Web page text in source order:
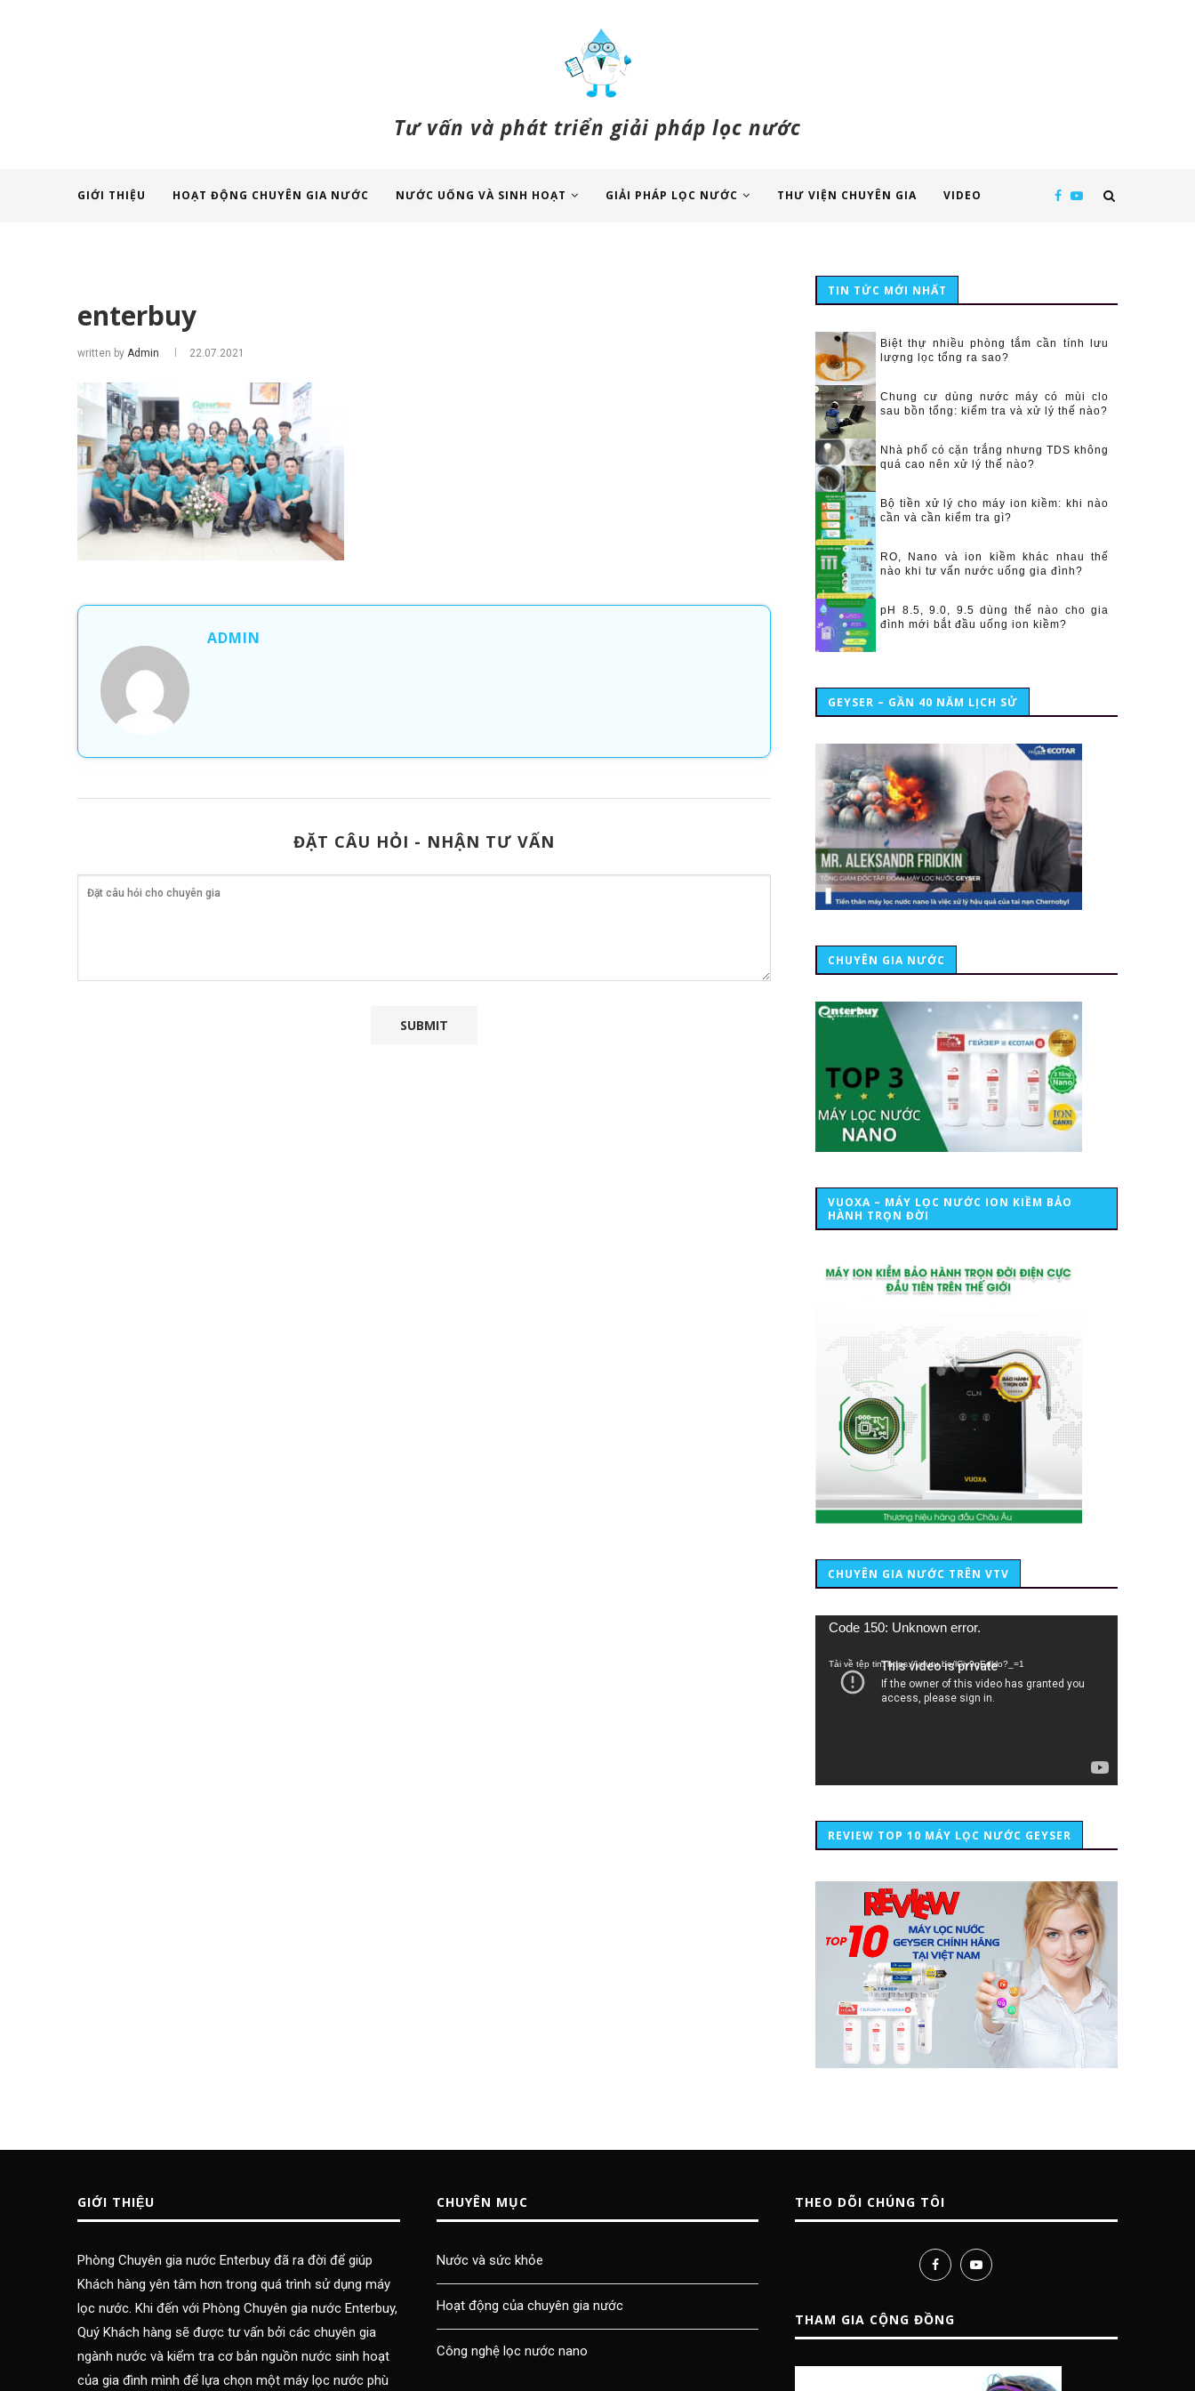
Tư vấn và phát triển giải pháp lọc nước
GIỚI THIỆU HOẠT ĐỘNG CHUYÊN GIA NƯỚC NƯỚC UỐNG VÀ SINH HOẠT GIẢI PHÁP LỌC NƯỚC THƯ VIỆN CHUYÊN GIA VIDEO
enterbuy
written by Admin 22.07.2021
ADMIN
ĐẶT CÂU HỎI - NHẬN TƯ VẤN
TIN TỨC MỚI NHẤT
Biệt thự nhiều phòng tắm cần tính lưu
lượng lọc tổng ra sao?
Chung cư dùng nước máy có mùi clo
sau bồn tổng: kiểm tra và xử lý thế nào?
Nhà phố có cặn trắng nhưng TDS không
quá cao nên xử lý thế nào?
Bộ tiền xử lý cho máy ion kiềm: khi nào
cần và cần kiểm tra gì?
RO, Nano và ion kiềm khác nhau thế
nào khi tư vấn nước uống gia đình?
pH 8.5, 9.0, 9.5 dùng thế nào cho gia
đình mới bắt đầu uống ion kiềm?
GEYSER – GẦN 40 NĂM LỊCH SỬ
CHUYÊN GIA NƯỚC
VUOXA – MÁY LỌC NƯỚC ION KIỀM BẢO
HÀNH TRỌN ĐỜI
CHUYÊN GIA NƯỚC TRÊN VTV
Trình
Code 150: Unknown error.
Tải về tệp tin: https://youtu.be/lCiy9qEdklo?_=1
REVIEW TOP 10 MÁY LỌC NƯỚC GEYSER
GIỚI THIỆU
Phòng Chuyên gia nước Enterbuy đã ra đời để giúp
Khách hàng yên tâm hơn trong quá trình sử dụng máy
lọc nước. Khi đến với Phòng Chuyên gia nước Enterbuy,
Quý Khách hàng sẽ được tư vấn bởi các chuyên gia
ngành nước và kiểm tra cơ bản nguồn nước sinh hoạt
của gia đình mình để lựa chọn một máy lọc nước phù
CHUYÊN MỤC
Nước và sức khỏe
Hoạt động của chuyên gia nước
Công nghệ lọc nước nano
THEO DÕI CHÚNG TÔI
THAM GIA CỘNG ĐỒNG